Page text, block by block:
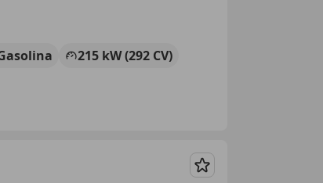
215 kW (292 CV)
Guardar